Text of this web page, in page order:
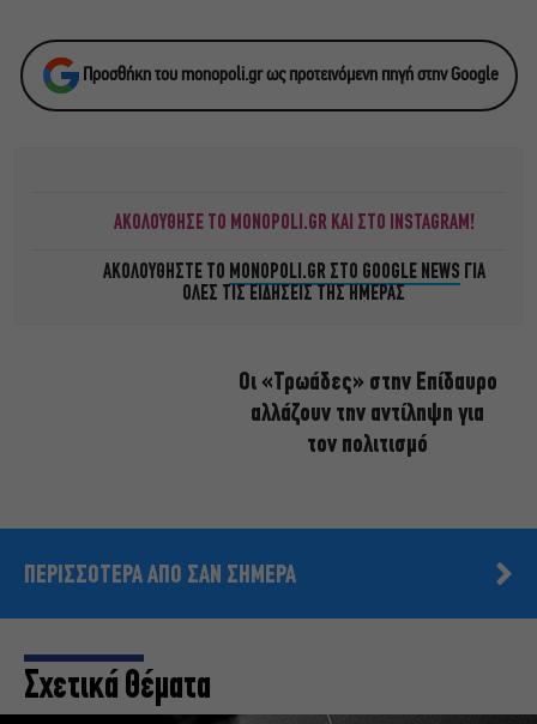
Προσθήκη του monopoli.gr ως προτεινόμενη πηγή στην Google
ΑΚΟΛΟΥΘΗΣΕ ΤΟ MONOPOLI.GR ΚΑΙ ΣΤΟ INSTAGRAM!
ΑΚΟΛΟΥΘΗΣΤΕ ΤΟ MONOPOLI.GR ΣΤΟ GOOGLE NEWS ΓΙΑ
ΟΛΕΣ ΤΙΣ ΕΙΔΗΣΕΙΣ ΤΗΣ ΗΜΕΡΑΣ
Οι «Τρωάδες» στην Επίδαυρο
αλλάζουν την αντίληψη για
τον πολιτισμό
ΠΕΡΙΣΣΟΤΕΡΑ ΑΠΟ ΣΑΝ ΣΗΜΕΡΑ
Σχετικά Θέματα